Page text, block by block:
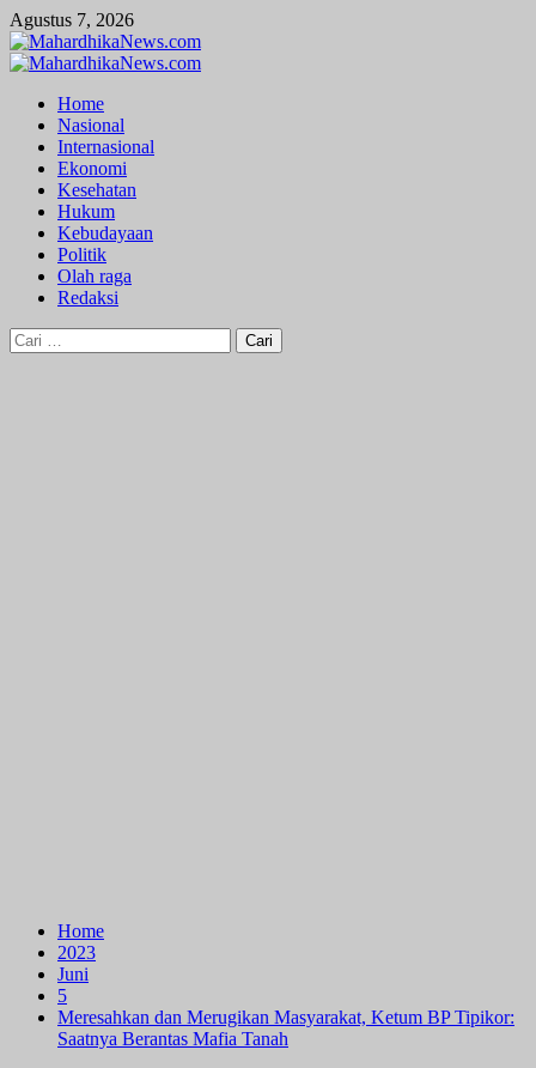
Skip
to
content
Agustus 7, 2026
Primary
Home
Nasional
Internasional
Ekonomi
Kesehatan
Hukum
Kebudayaan
Politik
Olah raga
Redaksi
Cari
untuk:
Home
2023
Juni
5
Meresahkan dan Merugikan Masyarakat, Ketum BP Tipikor:
Saatnya Berantas Mafia Tanah